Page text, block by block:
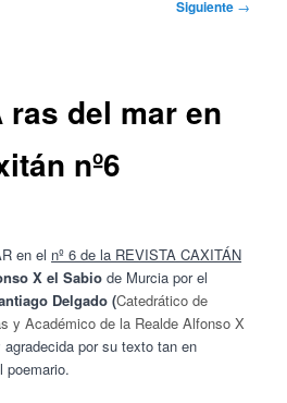
Siguiente →
ras del mar en
nº6
en el nº 6 de la REVISTA CAXITÁN
X el Sabio de Murcia por el
Delgado (Catedrático de
y Académico de la Realde Alfonso X
agradecida por su texto tan en
poemario.